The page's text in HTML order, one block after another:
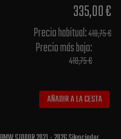
335,00 €
Precio habitual​:418,75 €
Precio más bajo​:
418,75 €
AÑADIR A LA CESTA